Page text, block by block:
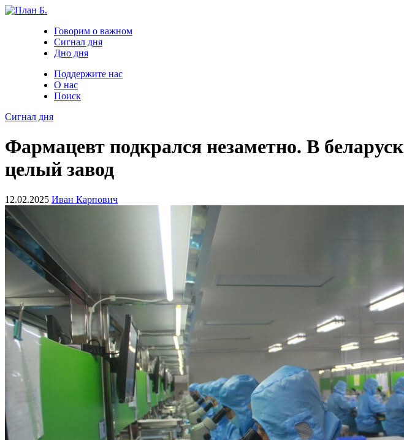
Говорим о важном
Сигнал дня
Дно дня
Поддержите нас
О нас
Поиск
Сигнал дня
Фармацевт подкрался незаметно. В
целый завод
12.02.2025 Иван Карпович